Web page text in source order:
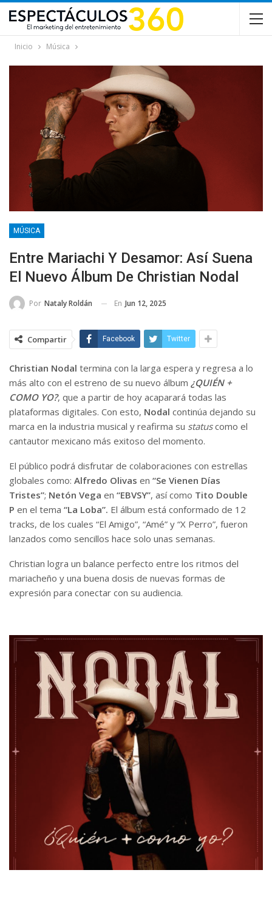
Inicio Música
MÚSICA
Entre Mariachi Y Desamor: Así Suena
El Nuevo Álbum De Christian Nodal
Por Nataly Roldán En Jun 12, 2025
Compartir Facebook Twitter
Christian Nodal termina con la larga espera y regresa a lo
más alto con el estreno de su nuevo álbum ¿QUIÉN +
COMO YO?, que a partir de hoy acaparará todas las
plataformas digitales. Con esto, Nodal continúa dejando su
marca en la industria musical y reafirma su statuscomo el
cantautor mexicano más exitoso del momento.
El público podrá disfrutar de colaboraciones con estrellas
globales como: Alfredo Olivas en “Se Vienen Días
Tristes”; Netón Vega en “EBVSY”, así como Tito Double
P en el tema “La Loba”. El álbum está conformado de 12
tracks, de los cuales “El Amigo”, “Amé” y “X Perro”, fueron
lanzados como sencillos hace solo unas semanas.
Christian logra un balance perfecto entre los ritmos del
mariacheño y una buena dosis de nuevas formas de
expresión para conectar con su audiencia.